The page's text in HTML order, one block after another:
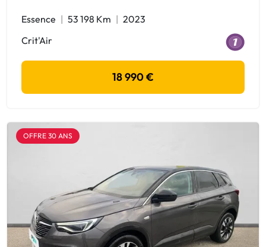
Essence 53 198 Km
2023
Crit'Air
18 990 €
OFFRE 30 ANS